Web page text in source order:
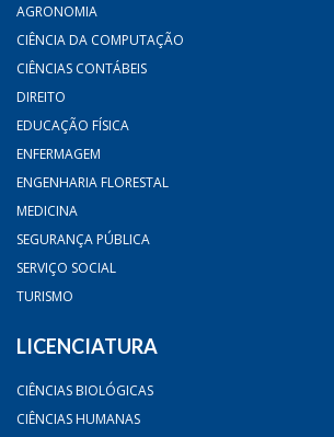
AGRONOMIA
CIÊNCIA DA COMPUTAÇÃO
CIÊNCIAS CONTÁBEIS
DIREITO
EDUCAÇÃO FÍSICA
ENFERMAGEM
ENGENHARIA FLORESTAL
MEDICINA
SEGURANÇA PÚBLICA
SERVIÇO SOCIAL
TURISMO
LICENCIATURA
CIÊNCIAS BIOLÓGICAS
CIÊNCIAS HUMANAS